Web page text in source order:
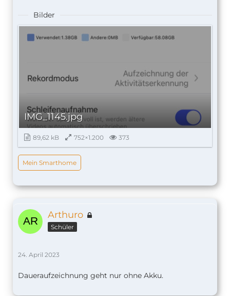
Bilder
IMG_1145.jpg
89,62 kB 752×1.200 373
Mein Smarthome
Arthuro
Schüler
24. April 2023
Daueraufzeichnung geht nur ohne Akku.